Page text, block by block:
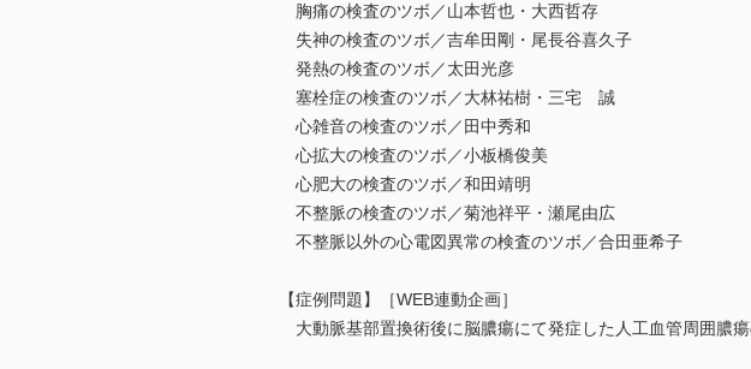
胸痛の検査のツボ／山本哲也・大西哲存
失神の検査のツボ／吉牟田剛・尾長谷喜久子
発熱の検査のツボ／太田光彦
塞栓症の検査のツボ／大林祐樹・三宅 誠
心雑音の検査のツボ／田中秀和
心拡大の検査のツボ／小板橋俊美
心肥大の検査のツボ／和田靖明
不整脈の検査のツボ／菊池祥平・瀬尾由広
不整脈以外の心電図異常の検査のツボ／合田亜希子
【症例問題】［WEB連動企画］
大動脈基部置換術後に脳膿瘍にて発症した人工血管周囲膿